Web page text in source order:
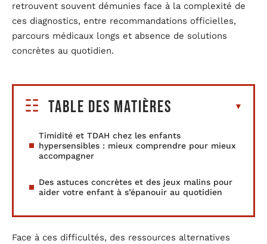
retrouvent souvent démunies face à la complexité de
ces diagnostics, entre recommandations officielles,
parcours médicaux longs et absence de solutions
concrètes au quotidien.
Table des matières
Timidité et TDAH chez les enfants
hypersensibles : mieux comprendre pour mieux
accompagner
Des astuces concrètes et des jeux malins pour
aider votre enfant à s’épanouir au quotidien
Face à ces difficultés, des ressources alternatives